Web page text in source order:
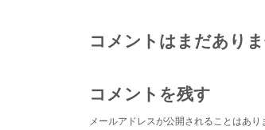
コメントはまだあり
コメントを残す
メールアドレスが公開されることはあり